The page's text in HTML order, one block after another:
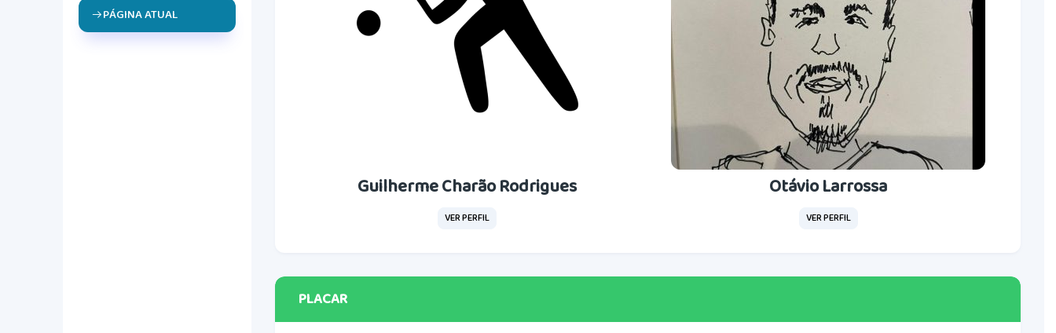
PÁGINA ATUAL
Guilherme Charão Rodrigues
VER PERFIL
Otávio Larrossa
VER PERFIL
PLACAR